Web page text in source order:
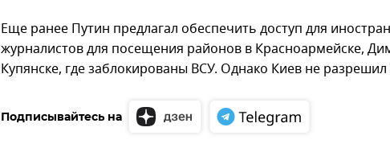
Еще ранее Путин предлагал обеспечить доступ для
журналистов для посещения районов в Красноармейске,
Купянске, где заблокированы ВСУ. Однако Киев не разрешил
Подписывайтесь на